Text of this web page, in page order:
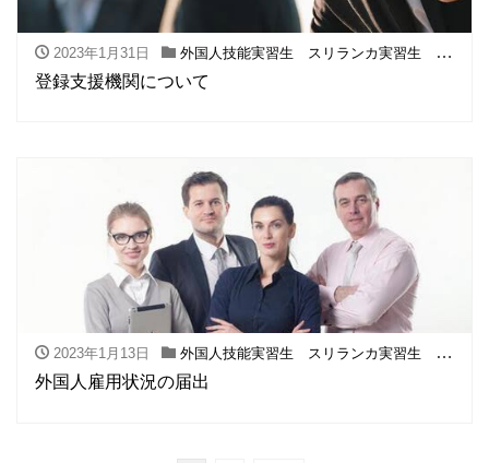
2023年1月31日 外国人技能実習生 スリランカ実習生 フィリピン実習生
登録支援機関について
2023年1月13日 外国人技能実習生 スリランカ実習生 フィリピン実習生
外国人雇用状況の届出